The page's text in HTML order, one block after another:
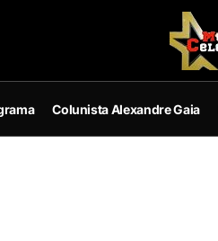
Colunista Alexandre Gaia